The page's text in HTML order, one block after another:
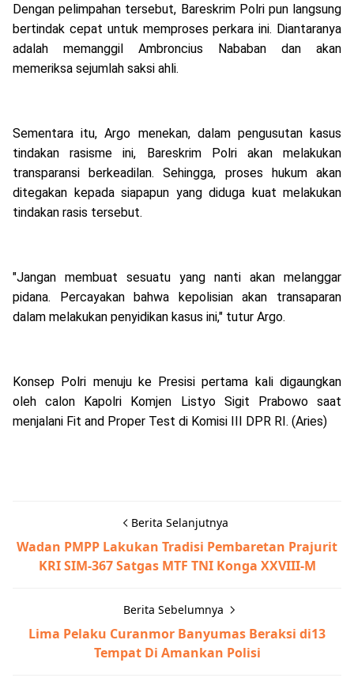
Dengan pelimpahan tersebut, Bareskrim Polri pun langsung
bertindak cepat untuk memproses perkara ini. Diantaranya
adalah memanggil Ambroncius Nababan dan akan
memeriksa sejumlah saksi ahli.
Sementara itu, Argo menekan, dalam pengusutan kasus
tindakan rasisme ini, Bareskrim Polri akan melakukan
transparansi berkeadilan. Sehingga, proses hukum akan
ditegakan kepada siapapun yang diduga kuat melakukan
tindakan rasis tersebut.
"Jangan membuat sesuatu yang nanti akan melanggar
pidana. Percayakan bahwa kepolisian akan transaparan
dalam melakukan penyidikan kasus ini," tutur Argo.
Konsep Polri menuju ke Presisi pertama kali digaungkan
oleh calon Kapolri Komjen Listyo Sigit Prabowo saat
menjalani Fit and Proper Test di Komisi III DPR RI. (Aries)
Berita Selanjutnya
Wadan PMPP Lakukan Tradisi Pembaretan Prajurit
KRI SIM-367 Satgas MTF TNI Konga XXVIII-M
Berita Sebelumnya
Lima Pelaku Curanmor Banyumas Beraksi di13
Tempat Di Amankan Polisi